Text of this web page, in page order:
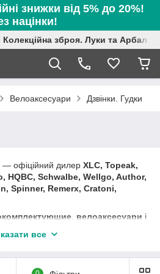
знижки від 5% до 20%!
націнки!
зброя. Луки та
Велоаксесуари Дзвінки. Гудки
― офіційний дилер XLC, Topeak,
HQBC, Schwalbe, Wellgo, Author,
Spinner, Remerx, Cratoni,
велоаксесуари і
і крила, гелеві м'які сідла,
все